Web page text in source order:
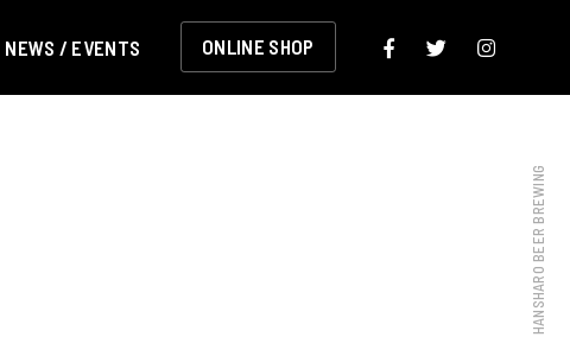
NEWS / EVENTS ONLINE SHOP
HANSHARO BEER BREWING